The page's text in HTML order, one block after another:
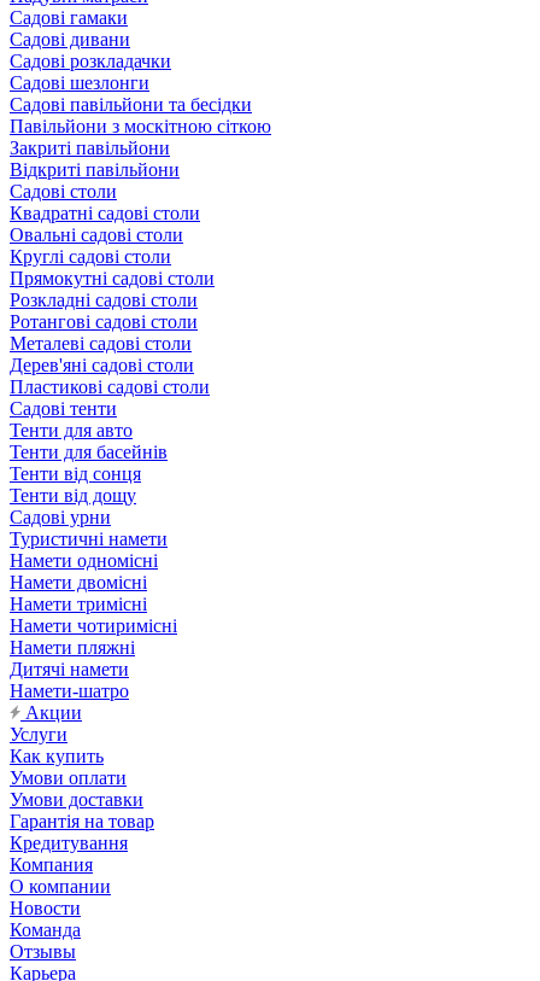
Садові гамаки
Садові дивани
Садові розкладачки
Садові шезлонги
Садові павільйони та бесідки
Павільйони з москітною сіткою
Закриті павільйони
Відкриті павільйони
Садові столи
Квадратні садові столи
Овальні садові столи
Круглі садові столи
Прямокутні садові столи
Розкладні садові столи
Ротангові садові столи
Металеві садові столи
Дерев'яні садові столи
Пластикові садові столи
Садові тенти
Тенти для авто
Тенти для басейнів
Тенти від сонця
Тенти від дощу
Садові урни
Туристичні намети
Намети одномісні
Намети двомісні
Намети тримісні
Намети чотиримісні
Намети пляжні
Дитячі намети
Намети-шатро
Акции
Услуги
Как купить
Умови оплати
Умови доставки
Гарантія на товар
Кредитування
Компания
О компании
Новости
Команда
Отзывы
Карьера